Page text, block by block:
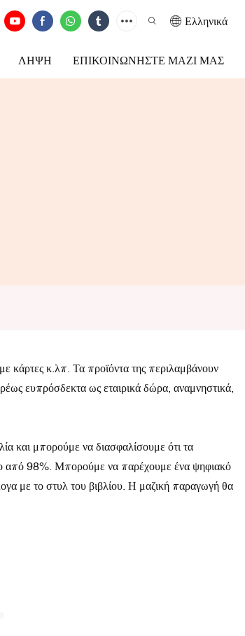
Ελληνικά
ΛΉΨΗ ΕΠΙΚΟΙΝΩΝΉΣΤΕ ΜΑΖΊ ΜΑΣ
κ.λπ. Τα προϊόντα της περιλαμβάνουν
ευπρόσδεκτα ως εταιρικά δώρα, αναμνηστικά,
και μπορούμε να διασφαλίσουμε ότι τα
από 98%. Μπορούμε να παρέχουμε ένα ψηφιακό
με το στυλ του βιβλίου. Η μαζική παραγωγή θα